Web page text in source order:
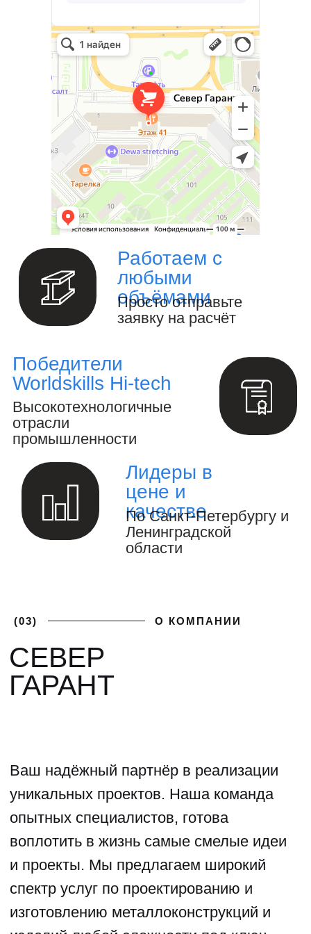
Север Гарант Групп
Металлоконструкции в Санкт‑Петербурге
Металлообработка в Санкт‑Петербурге
СЕВЕР
ГАРАНТ
Ваш надёжный партнёр в реализации
уникальных проектов. Наша команда
опытных специалистов, готова
воплотить в жизнь самые смелые идеи
и проекты. Мы предлагаем широкий
спектр услуг по проектированию и
изготовлению металлоконструкций и
изделий любой сложности под ключ.
Изготовление металлоизделий и
металлоконструкций.
Полный цикл обработки металла и
металлоизделий
Производство инженерных расчётов
Создание 3D-модели и выпуск
конструкторской документации.
Осуществление авторского надзора
за реализацией проекта.
(04) ФОТОГАЛЕРЕЯ